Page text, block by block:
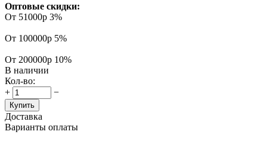
Оптовые скидки:
От 51000р 3%
От 100000р 5%
От 200000р 10%
В наличии
Кол-во:
+
−
Купить
Доставка
Варианты оплаты